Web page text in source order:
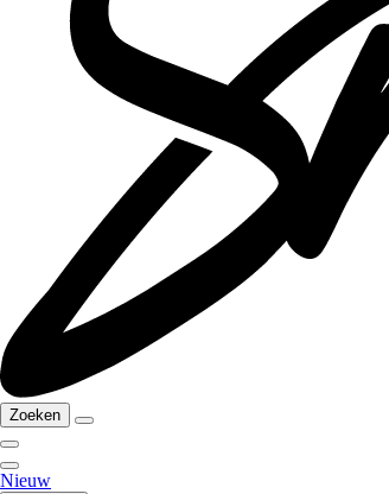
Zoeken
Nieuw